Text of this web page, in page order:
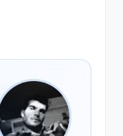
سرورها و لپ تاپ